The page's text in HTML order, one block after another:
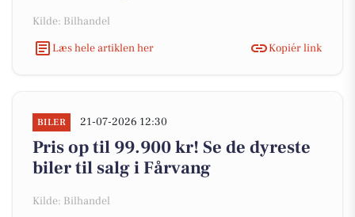
Kilde: Bilhandel
Læs hele artiklen her
Kopiér link
BILER 21-07-2026 12:30
Pris op til 99.900 kr! Se de dyreste
biler til salg i Fårvang
Kilde: Bilhandel